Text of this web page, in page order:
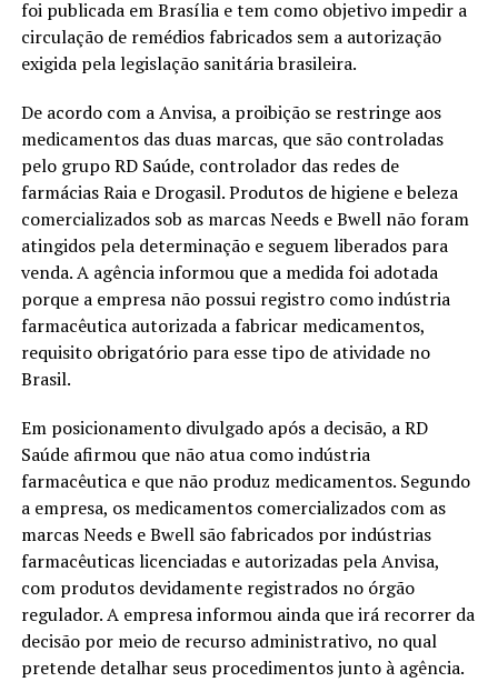
foi publicada em Brasília e tem como objetivo impedir a
circulação de remédios fabricados sem a autorização
exigida pela legislação sanitária brasileira.
De acordo com a Anvisa, a proibição se restringe aos
medicamentos das duas marcas, que são controladas
pelo grupo RD Saúde, controlador das redes de
farmácias Raia e Drogasil. Produtos de higiene e beleza
comercializados sob as marcas Needs e Bwell não foram
atingidos pela determinação e seguem liberados para
venda. A agência informou que a medida foi adotada
porque a empresa não possui registro como indústria
farmacêutica autorizada a fabricar medicamentos,
requisito obrigatório para esse tipo de atividade no
Brasil.
Em posicionamento divulgado após a decisão, a RD
Saúde afirmou que não atua como indústria
farmacêutica e que não produz medicamentos. Segundo
a empresa, os medicamentos comercializados com as
marcas Needs e Bwell são fabricados por indústrias
farmacêuticas licenciadas e autorizadas pela Anvisa,
com produtos devidamente registrados no órgão
regulador. A empresa informou ainda que irá recorrer da
decisão por meio de recurso administrativo, no qual
pretende detalhar seus procedimentos junto à agência.